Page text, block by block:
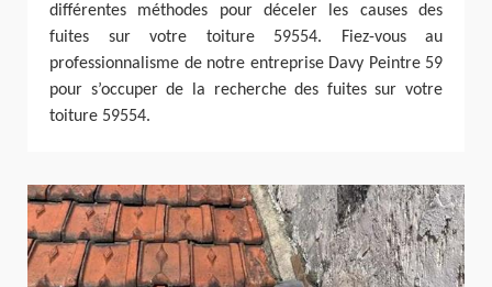
différentes méthodes pour déceler les causes des
fuites sur votre toiture 59554. Fiez-vous au
professionnalisme de notre entreprise Davy Peintre 59
pour s’occuper de la recherche des fuites sur votre
toiture 59554.